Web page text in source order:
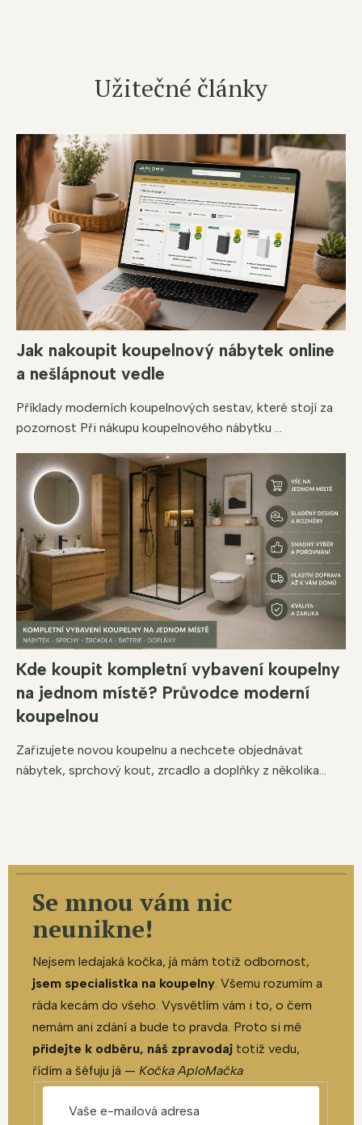
Užitečné články
Jak nakoupit koupelnový nábytek online
a nešlápnout vedle
Příklady moderních koupelnových sestav, které stojí za
pozornost Při nákupu koupelnového nábytku ...
Kde koupit kompletní vybavení koupelny
na jednom místě? Průvodce moderní
koupelnou
Zařizujete novou koupelnu a nechcete objednávat
nábytek, sprchový kout, zrcadlo a doplňky z několika...
Se mnou vám nic
neunikne!
Nejsem ledajaká kočka, já mám totiž odbornost,
jsem specialistka na koupelny. Všemu rozumím a
ráda kecám do všeho. Vysvětlím vám i to, o čem
nemám ani zdání a bude to pravda. Proto si mě
přidejte k odběru, náš zpravodaj totiž vedu,
řídím a šéfuju já — Kočka AploMačka